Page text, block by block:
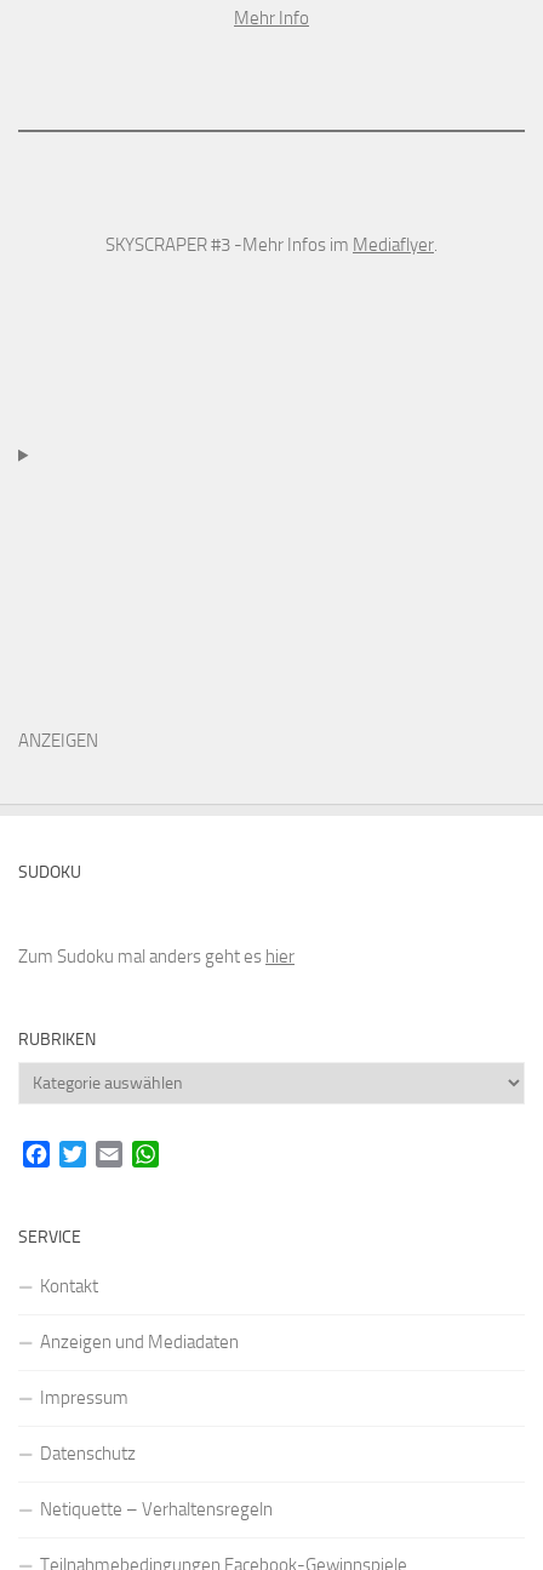
Mehr Info
SKYSCRAPER #3 -Mehr Infos im Mediaflyer
ANZEIGEN
SUDOKU
Zum Sudoku mal anders geht es hier
RUBRIKEN
Rubriken
FacebookTwitterEmail
SERVICE
Kontakt
Anzeigen und Mediadaten
Impressum
Datenschutz
Netiquette – Verhaltensregeln
Teilnahmebedingungen Facebook-Gewinnspiele